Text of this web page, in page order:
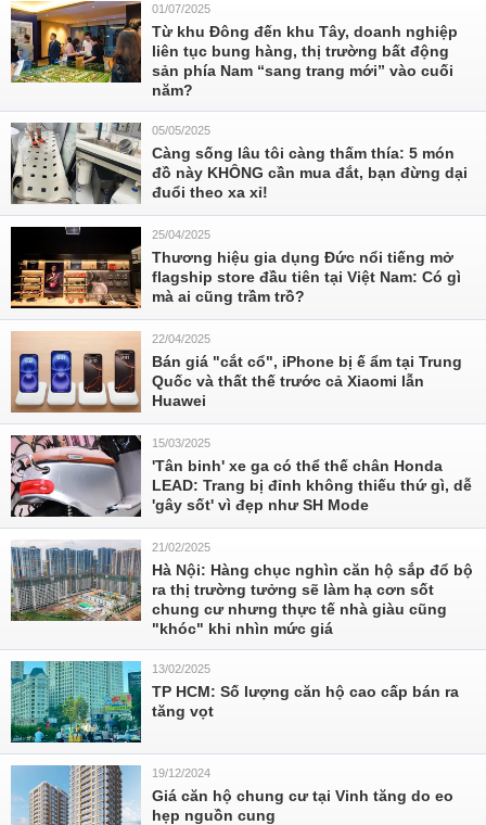
01/07/2025
Từ khu Đông đến khu Tây, doanh nghiệp
liên tục bung hàng, thị trường bất động
sản phía Nam “sang trang mới” vào cuối
năm?
05/05/2025
Càng sống lâu tôi càng thấm thía: 5 món
đồ này KHÔNG cần mua đắt, bạn đừng dại
đuổi theo xa xỉ!
25/04/2025
Thương hiệu gia dụng Đức nổi tiếng mở
flagship store đầu tiên tại Việt Nam: Có gì
mà ai cũng trầm trồ?
22/04/2025
Bán giá "cắt cổ", iPhone bị ế ẩm tại Trung
Quốc và thất thế trước cả Xiaomi lẫn
Huawei
15/03/2025
'Tân binh' xe ga có thể thế chân Honda
LEAD: Trang bị đỉnh không thiếu thứ gì, dễ
'gây sốt' vì đẹp như SH Mode
21/02/2025
Hà Nội: Hàng chục nghìn căn hộ sắp đổ bộ
ra thị trường tưởng sẽ làm hạ cơn sốt
chung cư nhưng thực tế nhà giàu cũng
"khóc" khi nhìn mức giá
13/02/2025
TP HCM: Số lượng căn hộ cao cấp bán ra
tăng vọt
19/12/2024
Giá căn hộ chung cư tại Vinh tăng do eo
hẹp nguồn cung